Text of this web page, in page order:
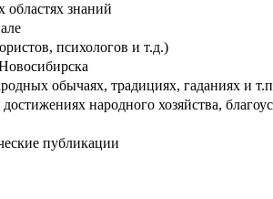
областях знаний
психологов и т.д.)
обычаях, традициях, гаданиях и
народного хозяйства,
публикации